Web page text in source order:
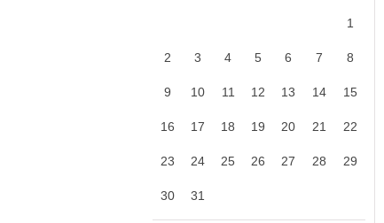
1
2 3 4 5 6 7 8
9 10 11 12 13 14 15
16 17 18 19 20 21 22
23 24 25 26 27 28 29
30 31